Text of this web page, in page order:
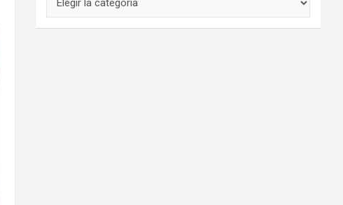
de